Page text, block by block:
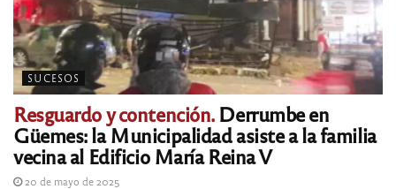
SUCESOS
Resguardo y contención.Derrumbe en
Güemes: la Municipalidad asiste a la familia
vecina al Edificio María Reina V
20 de mayo de 2025